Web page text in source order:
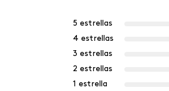
5 estrellas
4 estrellas
3 estrellas
2 estrellas
1 estrella